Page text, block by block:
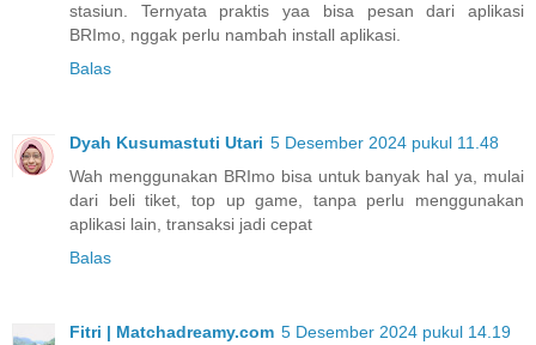
stasiun. Ternyata praktis yaa bisa pesan dari aplikasi
BRImo, nggak perlu nambah install aplikasi.
Balas
Dyah Kusumastuti Utari 5 Desember 2024 pukul 11.48
Wah menggunakan BRImo bisa untuk banyak hal ya, mulai
dari beli tiket, top up game, tanpa perlu menggunakan
aplikasi lain, transaksi jadi cepat
Balas
Fitri | Matchadreamy.com 5 Desember 2024 pukul 14.19